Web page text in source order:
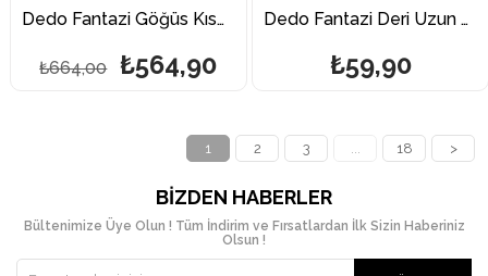
Dedo Fantazi Göğüs Kısmı Bağlamalı Pembe Mini Öğrenci Kostümü
₺564,90
₺664,00
Dedo Fantazi Deri Uzun Kırbaç
₺59,90
1 2 3 18 >
BIZDEN HABERLER
Bültenimize Üye Olun ! Tüm İndirim ve Fırsatlardan İlk Sizin Haberiniz
Olsun !